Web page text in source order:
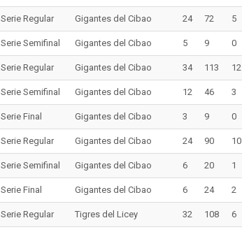
Serie Regular Gigantes del Cibao 24 72 5
Serie Semifinal Gigantes del Cibao 5 9 0
Serie Regular Gigantes del Cibao 34 113 12
Serie Semifinal Gigantes del Cibao 12 46 3
Serie Final Gigantes del Cibao 3 9 0
Serie Regular Gigantes del Cibao 24 90 10
Serie Semifinal Gigantes del Cibao 6 20 1
Serie Final Gigantes del Cibao 6 24 2
Serie Regular Tigres del Licey 32 108 6